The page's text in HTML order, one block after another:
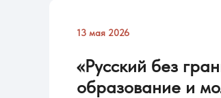
13 мая 2026
«Русский без
образование и